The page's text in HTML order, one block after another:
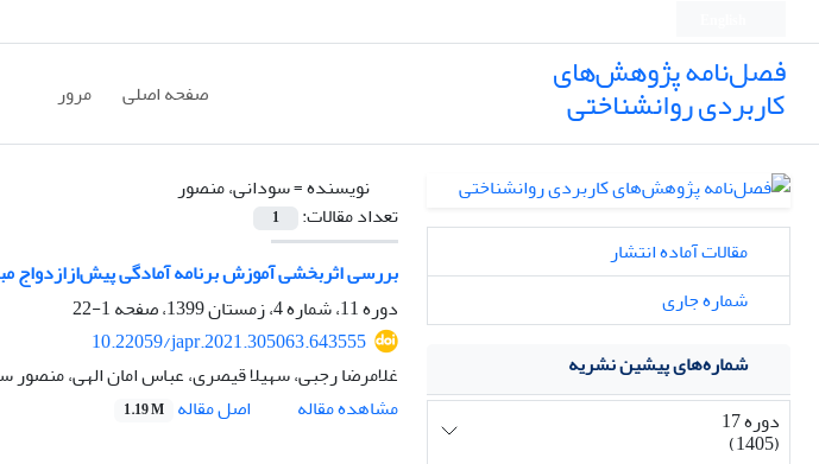
فصل‌نامه پژوهش‌های
کاربردی روانشناختی صفحه اصلی مرور
نویسنده =سودانی، منصور
تعداد مقالات:
1
بررسی اثربخشی آموزش برنامه آمادگی پیش‌ازازدواج
دوره 11، شماره 4، زمستان 1399، صفحه
1-22
10.22059/japr.2021.305063.643555
غلامرضا رجبی، سهیلا قیصری، عباس امان الهی، منصور
مشاهده مقاله
اصل مقاله 1.19 M
مقالات آماده انتشار
شماره جاری
شماره‌های پیشین نشریه
دوره 17
(1405)